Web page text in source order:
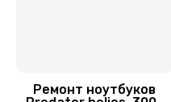
Ремонт ноутбуков